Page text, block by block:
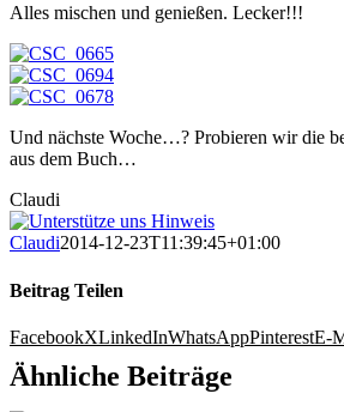
Alles mischen und genießen. Lecker!!!
Und nächste Woche…? Probieren wir die
aus dem Buch…
Claudi
Claudi2014-12-23T11:39:45+01:00
Beitrag Teilen
FacebookXLinkedInWhatsAppPinterestE-
Ähnliche Beiträge